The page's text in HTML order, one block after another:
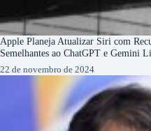
Apple Planeja Atualizar Siri com
Semelhantes ao ChatGPT e Gemini
22 de novembro de 2024